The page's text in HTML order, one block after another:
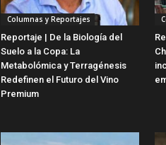
Columnas y Reportajes
Reportaje | De la Biología del
Suelo a la Copa: La
Metabolómica y Terragénesis
Redefinen el Futuro del Vino
Premium